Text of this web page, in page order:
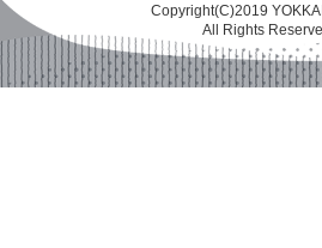
Copyright(C)2019
All Rights